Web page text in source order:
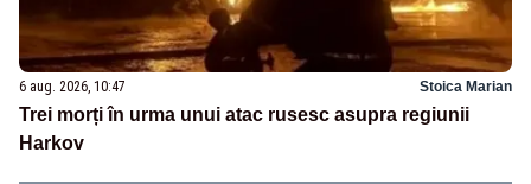
6 aug. 2026, 10:47 Stoica Marian
Trei morți în urma unui atac rusesc asupra regiunii
Harkov